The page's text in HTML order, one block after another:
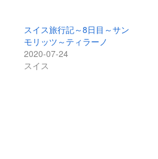
スイス旅行記～8日目～サン
モリッツ～ティラーノ
2020-07-24
スイス